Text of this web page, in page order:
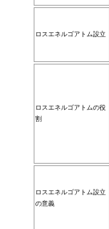
ロスエネルゴアトム設立
ロスエネルゴアトムの役
割
ロスエネルゴアトム設立
の意義